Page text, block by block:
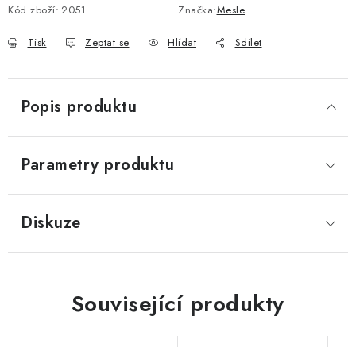
Kód zboží: 2051 Značka:Mesle
Tisk Zeptat se Hlídat Sdílet
Popis produktu
Parametry produktu
Diskuze
Související produkty